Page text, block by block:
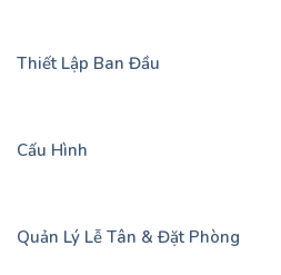
Thiết Lập Ban Đầu
Cấu Hình
Quản Lý Lễ Tân & Đặt Phòng